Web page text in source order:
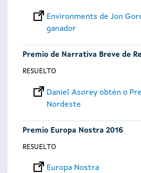
Environments de Jon
ganador
Premio de Narrativa Breve de
RESUELTO
Daniel Asorey obtén o
Nordeste
Premio Europa Nostra 2016
RESUELTO
Europa Nostra